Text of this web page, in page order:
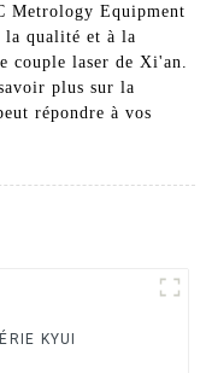
Metrology Equipment
la qualité et à la
couple laser de Xi'an.
plus sur la
répondre à vos
KYUI